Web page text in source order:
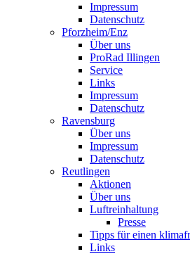
Impressum
Datenschutz
Pforzheim/Enz
Über uns
ProRad Illingen
Service
Links
Impressum
Datenschutz
Ravensburg
Über uns
Impressum
Datenschutz
Reutlingen
Aktionen
Über uns
Luftreinhaltung
Presse
Tipps für einen
Links